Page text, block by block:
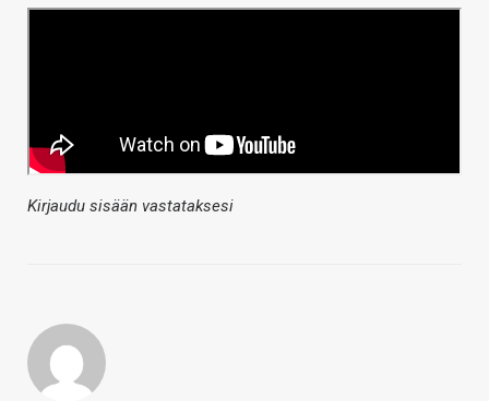
Kirjaudu sisään vastataksesi